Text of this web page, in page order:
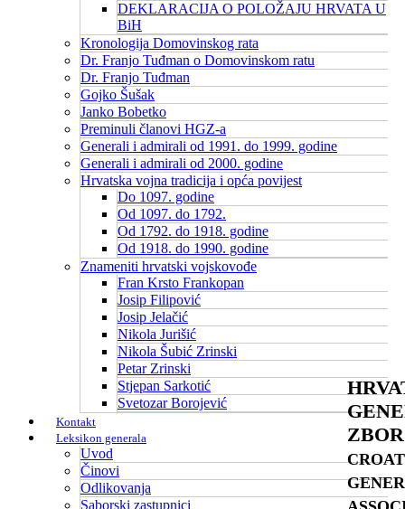
ZBOR
DEKLARACIJA O POLOŽAJU HRVATA U
BiH
Kronologija Domovinskog rata
Dr. Franjo Tuđman o Domovinskom ratu
Dr. Franjo Tuđman
Gojko Šušak
Janko Bobetko
Preminuli članovi HGZ-a
Generali i admirali od 1991. do 1999. godine
Generali i admirali od 2000. godine
Hrvatska vojna tradicija i opća povijest
Do 1097. godine
Od 1097. do 1792.
Od 1792. do 1918. godine
Od 1918. do 1990. godine
Znameniti hrvatski vojskovođe
Fran Krsto Frankopan
Josip Filipović
Josip Jelačić
Nikola Jurišić
Nikola Šubić Zrinski
Petar Zrinski
Stjepan Sarkotić
Svetozar Borojević
Kontakt
Leksikon generala
Uvod
Činovi
Odlikovanja
Saborski zastupnici